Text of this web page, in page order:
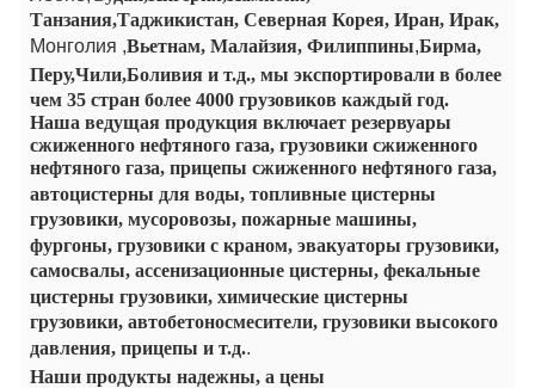
Танзания,Таджикистан, Северная Корея, Иран, Ирак,
Монголия ,Вьетнам, Малайзия, Филиппины,Бирма,
Перу,Чили,Боливия и т.д., мы экспортировали в более
чем 35 стран более 4000 грузовиков каждый год.
Наша ведущая продукция включает резервуары
сжиженного нефтяного газа, грузовики сжиженного
нефтяного газа, прицепы сжиженного нефтяного газа,
автоцистерны для воды, топливные цистерны
грузовики, мусоровозы, пожарные машины,
фургоны, грузовики с краном, эвакуаторы грузовики,
самосвалы, ассенизационные цистерны, фекальные
цистерны грузовики, химические цистерны
грузовики, автобетоносмесители, грузовики высокого
давления, прицепы и т.д..
Наши продукты надежны, а цены